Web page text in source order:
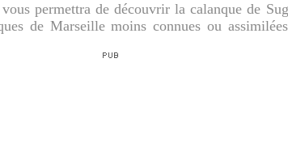
permettra de découvrir la calanque de
de Marseille moins connues ou